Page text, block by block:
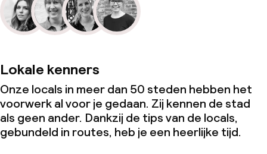
Lokale kenners
Onze locals in meer dan 50 steden hebben het
voorwerk al voor je gedaan. Zij kennen de stad
als geen ander. Dankzij de tips van de locals,
gebundeld in routes, heb je een heerlijke tijd.